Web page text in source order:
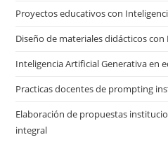
Proyectos educativos con
Diseño de materiales didácticos
Inteligencia Artificial Generativa en
Practicas docentes de prompting
Elaboración de propuestas
integral